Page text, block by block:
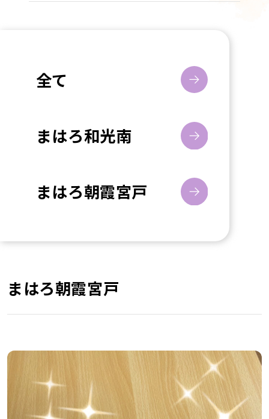
まはろ朝霞宮戸
全て
まはろ和光南
まはろ朝霞宮戸